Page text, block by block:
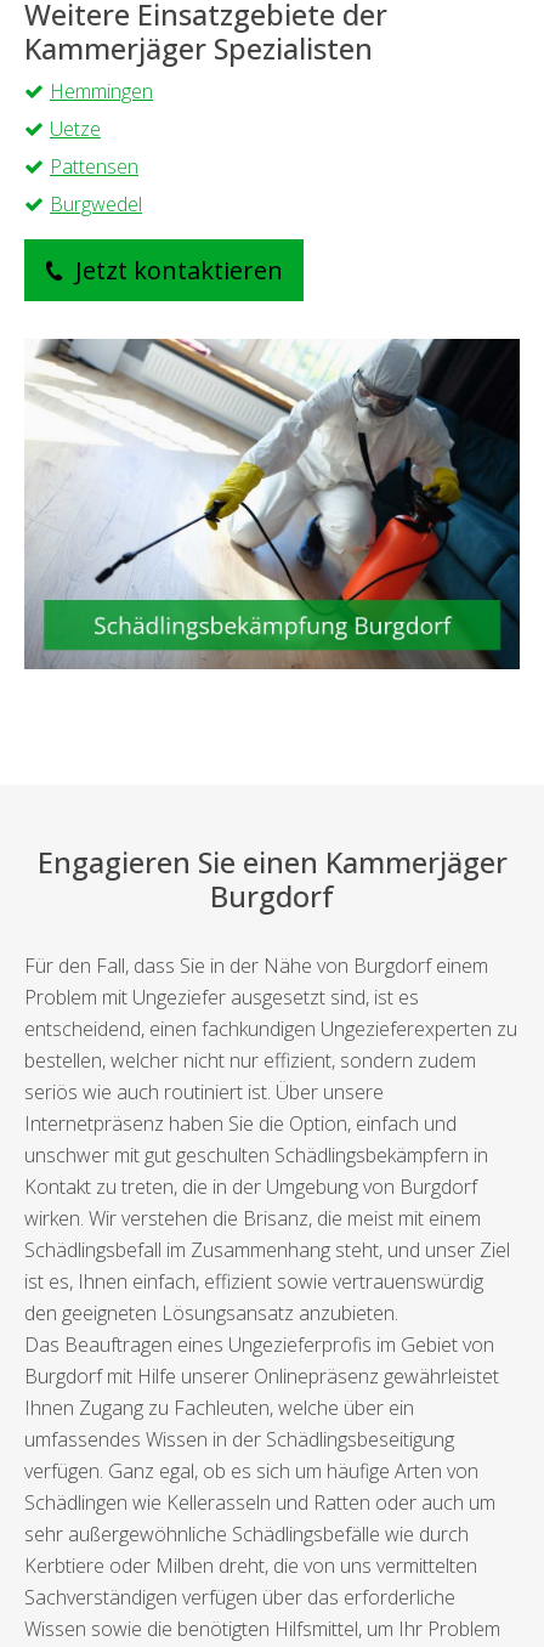
Weitere Einsatzgebiete der
Kammerjäger Spezialisten
Hemmingen
Uetze
Pattensen
Burgwedel
Jetzt kontaktieren
Engagieren Sie einen Kammerjäger
Burgdorf
Für den Fall, dass Sie in der Nähe von Burgdorf einem
Problem mit Ungeziefer ausgesetzt sind, ist es
entscheidend, einen fachkundigen Ungezieferexperten zu
bestellen, welcher nicht nur effizient, sondern zudem
seriös wie auch routiniert ist. Über unsere
Internetpräsenz haben Sie die Option, einfach und
unschwer mit gut geschulten Schädlingsbekämpfern in
Kontakt zu treten, die in der Umgebung von Burgdorf
wirken. Wir verstehen die Brisanz, die meist mit einem
Schädlingsbefall im Zusammenhang steht, und unser Ziel
ist es, Ihnen einfach, effizient sowie vertrauenswürdig
den geeigneten Lösungsansatz anzubieten.
Das Beauftragen eines Ungezieferprofis im Gebiet von
Burgdorf mit Hilfe unserer Onlinepräsenz gewährleistet
Ihnen Zugang zu Fachleuten, welche über ein
umfassendes Wissen in der Schädlingsbeseitigung
verfügen. Ganz egal, ob es sich um häufige Arten von
Schädlingen wie Kellerasseln und Ratten oder auch um
sehr außergewöhnliche Schädlingsbefälle wie durch
Kerbtiere oder Milben dreht, die von uns vermittelten
Sachverständigen verfügen über das erforderliche
Wissen sowie die benötigten Hilfsmittel, um Ihr Problem